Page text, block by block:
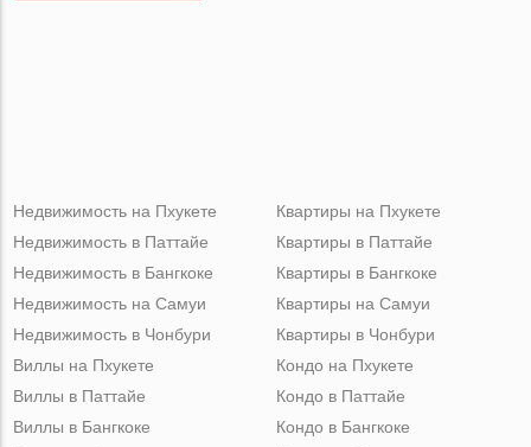
Недвижимость на Пхукете
Недвижимость в Паттайе
Недвижимость в Бангкоке
Недвижимость на Самуи
Недвижимость в Чонбури
Квартиры на Пхукете
Квартиры в Паттайе
Квартиры в Бангкоке
Квартиры на Самуи
Квартиры в Чонбури
Виллы на Пхукете
Виллы в Паттайе
Виллы в Бангкоке
Кондо на Пхукете
Кондо в Паттайе
Кондо в Бангкоке